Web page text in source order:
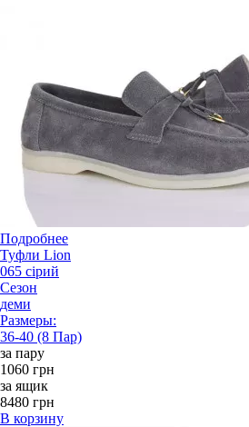
Подробнее
Туфли Lion
065 сірий
Сезон
деми
Размеры:
36-40 (8 Пар)
за пару
1060 грн
за ящик
8480 грн
В корзину